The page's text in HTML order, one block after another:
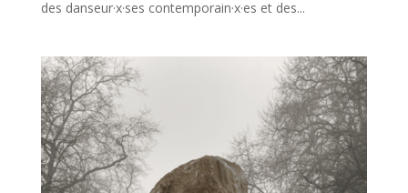
des danseur·x·ses contemporain·x·es et des...